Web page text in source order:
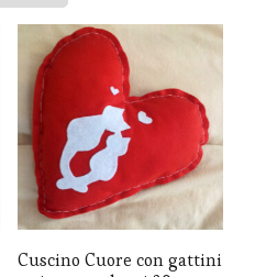
al
più
recente
Cuscino Cuore con gattini